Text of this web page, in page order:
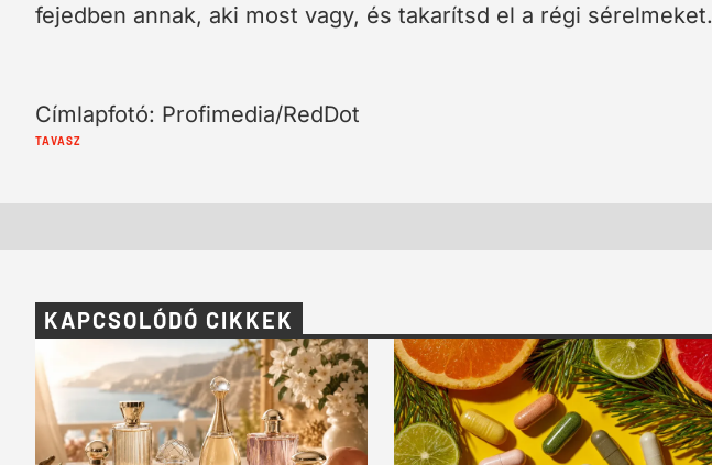
fejedben annak, aki most vagy, és takarítsd el a régi sérelmeket.
Címlapfotó: Profimedia/RedDot
Cimkék:
TAVASZ
KAPCSOLÓDÓ CIKKEK